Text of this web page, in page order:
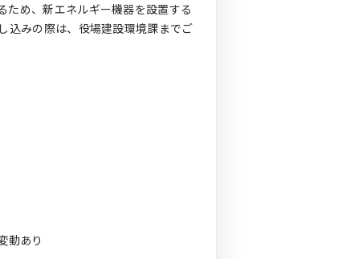
ため、新エネルギー機器を設置する
込みの際は、役場建設環境課までご
動あり